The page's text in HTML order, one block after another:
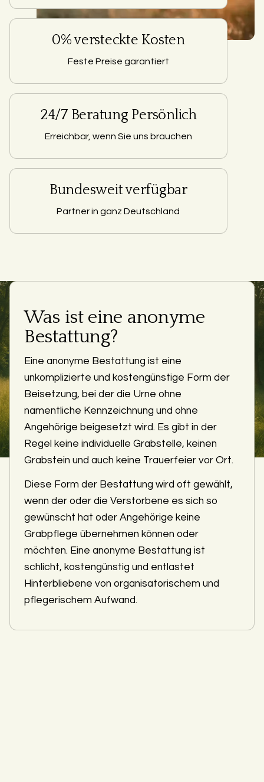
0% versteckte Kosten
Feste Preise garantiert
24/7 Beratung Persönlich
Erreichbar, wenn Sie uns brauchen
Bundesweit verfügbar
Partner in ganz Deutschland
Was ist eine anonyme
Bestattung?
Eine anonyme Bestattung ist eine
unkomplizierte und kostengünstige Form der
Beisetzung, bei der die Urne ohne
namentliche Kennzeichnung und ohne
Angehörige beigesetzt wird. Es gibt in der
Regel keine individuelle Grabstelle, keinen
Grabstein und auch keine Trauerfeier vor Ort.
Diese Form der Bestattung wird oft gewählt,
wenn der oder die Verstorbene es sich so
gewünscht hat oder Angehörige keine
Grabpflege übernehmen können oder
möchten. Eine anonyme Bestattung ist
schlicht, kostengünstig und entlastet
Hinterbliebene von organisatorischem und
pflegerischem Aufwand.